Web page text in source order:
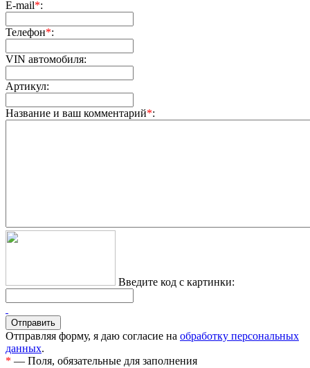
E-mail*:
Телефон*:
VIN автомобиля:
Артикул:
Название и ваш комментарий*:
Введите код с картинки:
Отправляя форму, я даю согласие на обработку персональных
данных.
* — Поля, обязательные для заполнения